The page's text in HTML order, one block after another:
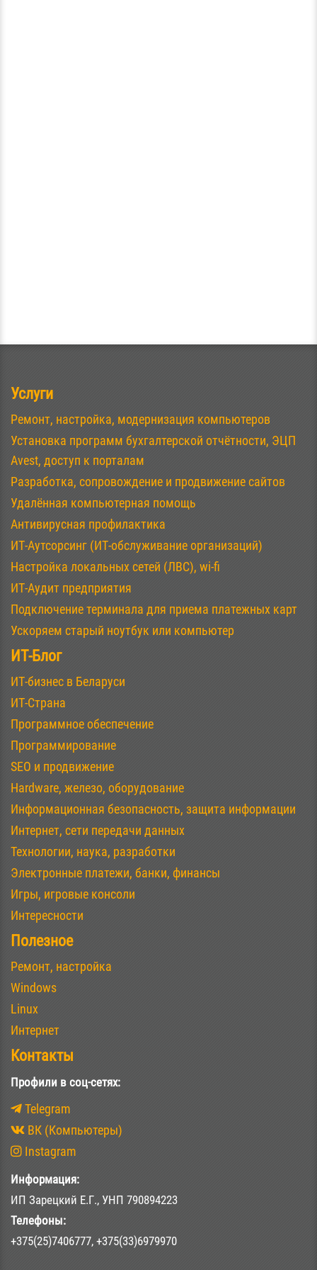
Услуги
Ремонт, настройка, модернизация компьютеров
Установка программ бухгалтерской отчётности, ЭЦП
Avest, доступ к порталам
Разработка, сопровождение и продвижение сайтов
Удалённая компьютерная помощь
Антивирусная профилактика
ИТ-Аутсорсинг (ИТ-обслуживание организаций)
Настройка локальных сетей (ЛВС), wi-fi
ИТ-Аудит предприятия
Подключение терминала для приема платежных карт
Ускоряем старый ноутбук или компьютер
ИТ-Блог
ИТ-бизнес в Беларуси
ИТ-Страна
Программное обеспечение
Программирование
SEO и продвижение
Hardware, железо, оборудование
Информационная безопасность, защита информации
Интернет, сети передачи данных
Технологии, наука, разработки
Электронные платежи, банки, финансы
Игры, игровые консоли
Интересности
Полезное
Ремонт, настройка
Windows
Linux
Интернет
Контакты
Профили в соц-сетях:
Telegram
ВК (Компьютеры)
Instagram
Информация:
ИП Зарецкий Е.Г., УНП 790894223
Телефоны:
+375(25)7406777, +375(33)6979970